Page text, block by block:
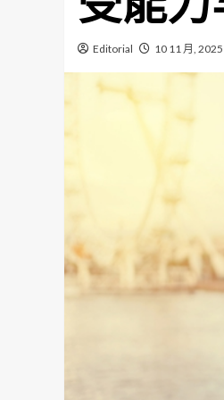
Editorial 10 11 月, 2025